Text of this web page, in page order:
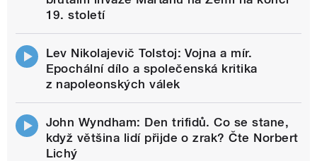
19. století
Lev Nikolajevič Tolstoj: Vojna a mír.
Epochální dílo a společenská kritika
z napoleonských válek
John Wyndham: Den trifidů. Co se stane,
když většina lidí přijde o zrak? Čte Norbert
Lichý